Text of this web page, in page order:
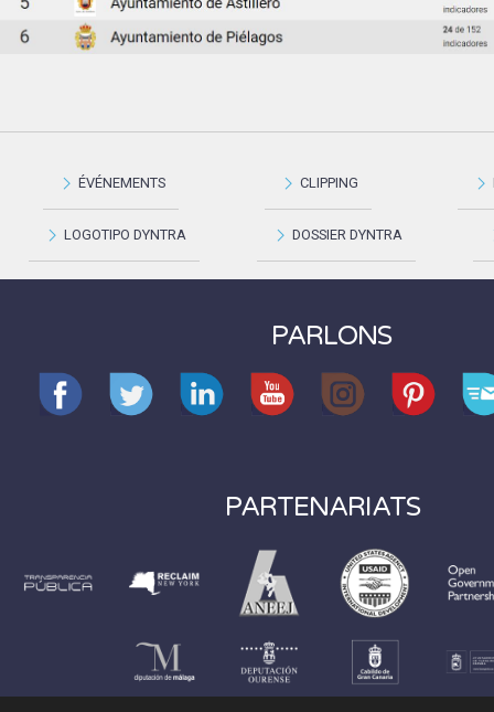
ÉVÉNEMENTS CLIPPING
LOGOTIPO DYNTRA DOSSIER DYNTRA
PARLONS
PARTENARIATS